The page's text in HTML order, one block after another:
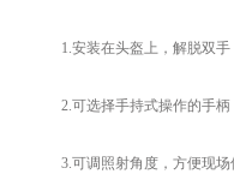
1.安装在头盔上，解脱双手
2.可选择手持式操作的手柄
3.可调照射角度，方便现场